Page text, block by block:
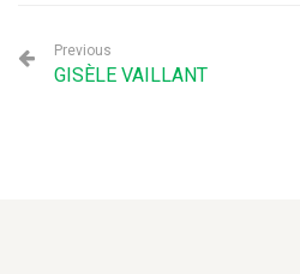
Previous
GISÈLE VAILLANT